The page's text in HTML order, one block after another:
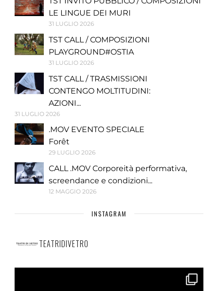
LE LINGUE DEI MURI
31 LUGLIO 2026
TST CALL / COMPOSIZIONI
PLAYGROUND#OSTIA
31 LUGLIO 2026
TST CALL / TRASMISSIONI
CONTENGO MOLTITUDINI:
AZIONI...
31 LUGLIO 2026
.MOV EVENTO SPECIALE
Forêt
29 LUGLIO 2026
CALL .MOV Corporeità performativa,
screendance e condizioni...
12 MAGGIO 2026
INSTAGRAM
TEATRIDIVETRO